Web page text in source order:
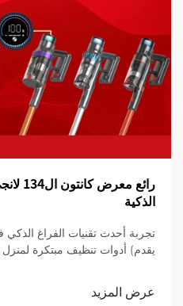
رائع
الذكية
يقدم) أدوات تنظيف مبتكرة لمنزل
عرض المزيد